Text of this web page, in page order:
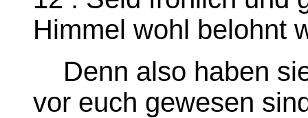
Himmel wohl belohnt
Denn also haben
vor euch gewesen